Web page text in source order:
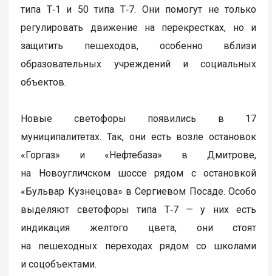
типа Т‑1 и 50 типа Т‑7. Они помогут не только
регулировать движение на перекрестках, но и
защитить пешеходов, особенно вблизи
образовательных учреждений и социальных
объектов.
Новые светофоры появились в 17
муниципалитетах. Так, они есть возле остановок
«Горгаз» и «Нефтебаза» в Дмитрове,
на Новоугличском шоссе рядом с остановкой
«Бульвар Кузнецова» в Сергиевом Посаде. Особо
выделяют светофоры типа Т‑7 — у них есть
индикация желтого цвета, они стоят
на пешеходных переходах рядом со школами
и соцобъектами.